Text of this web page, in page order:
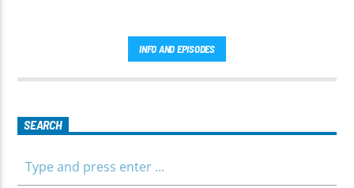
INFO AND EPISODES
SEARCH